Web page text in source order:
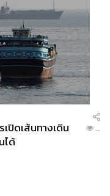
ปิดเส้นทางเดิน
ได้
...